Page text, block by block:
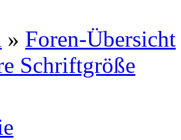
» Foren-Übersicht
Schriftgröße